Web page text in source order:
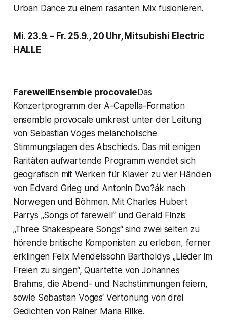
Urban Dance zu einem rasanten Mix fusionieren.
Mi. 23.9. – Fr. 25.9., 20 Uhr, Mitsubishi Electric
HALLE
FarewellEnsemble procovaleDas
Konzertprogramm der A-Capella-Formation
ensemble provocale umkreist unter der Leitung
von Sebastian Voges melancholische
Stimmungslagen des Abschieds. Das mit einigen
Raritäten aufwartende Programm wendet sich
geografisch mit Werken für Klavier zu vier Händen
von Edvard Grieg und Antonin Dvo?ák nach
Norwegen und Böhmen. Mit Charles Hubert
Parrys „Songs of farewell“ und Gerald Finzis
„Three Shakespeare Songs“ sind zwei selten zu
hörende britische Komponisten zu erleben, ferner
erklingen Felix Mendelssohn Bartholdys „Lieder im
Freien zu singen“, Quartette von Johannes
Brahms, die Abend- und Nachstimmungen feiern,
sowie Sebastian Voges‘ Vertonung von drei
Gedichten von Rainer Maria Rilke.